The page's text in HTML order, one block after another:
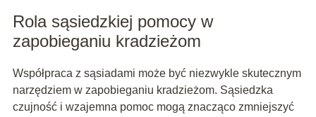
Rola sąsiedzkiej pomocy w
zapobieganiu kradzieżom
Współpraca z sąsiadami może być niezwykle skutecznym
narzędziem w zapobieganiu kradzieżom. Sąsiedzka
czujność i wzajemna pomoc mogą znacząco zmniejszyć